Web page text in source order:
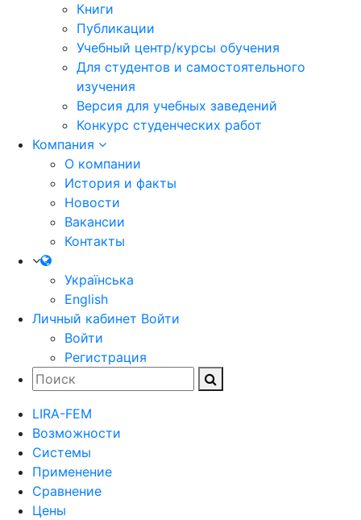
Книги
Публикации
Учебный центр/курсы обучения
Для студентов и самостоятельного
изучения
Версия для учебных заведений
Конкурс студенческих работ
Компания
О компании
История и факты
Новости
Вакансии
Контакты
Українська
English
Личный кабинет Войти
Войти
Регистрация
LIRA-FEM
Возможности
Cистемы
Применение
Сравнение
Цены